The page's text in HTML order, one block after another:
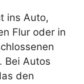
ins Auto,
Flur oder in
Bei Autos
den